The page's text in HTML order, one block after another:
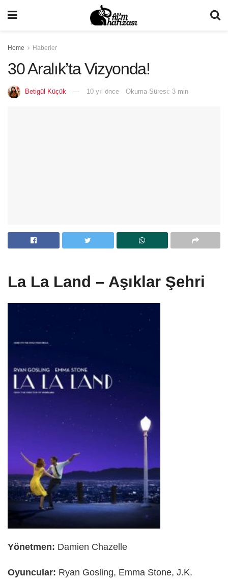
Home Haberler
30 Aralık’ta Vizyonda!
Betigül Küçük 10 yıl önce Okuma Süresi: 3 min
La La Land – Aşıklar Şehri
Yönetmen: Damien Chazelle
Oyuncular: Ryan Gosling, Emma Stone, J.K.